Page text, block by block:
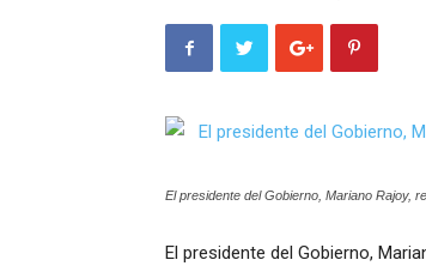
El presidente del Gobierno, Mariano Rajoy,
El presidente del Gobierno,